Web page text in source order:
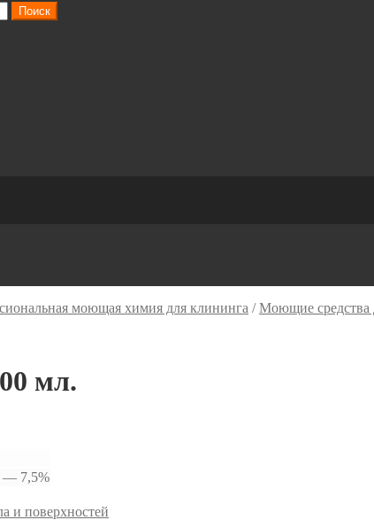
Поиск
моющая химия для клининга /Моющие средства
мл.
— 7,5%
и поверхностей